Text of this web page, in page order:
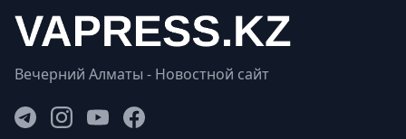
Вечерний Алматы - Новостной сайт